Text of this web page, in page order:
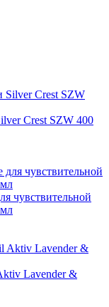
Crest SZW 400
чувствительной
Lavender &